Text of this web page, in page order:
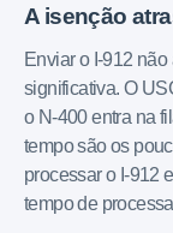
A isenção
Enviar o I-912
significativa. O
o N-400 entra na
tempo são os
processar o I-912
tempo de